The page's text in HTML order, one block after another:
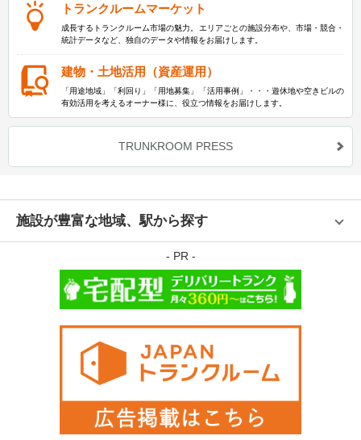
トランクルームマーケット
成長するトランクルーム市場の魅力。エリアごとの施設分布や、市場・競合・
統計データなど、独自のデータや情報をお届けします。
建物・土地活用（資産運用）
「用途地域」「利回り」「用地募集」「活用事例」・・・遊休地や空きビルの
有効活用を考えるオーナー様に、役立つ情報をお届けします。
TRUNKROOM PRESS
施設が豊富な地域、駅から探す
- PR -